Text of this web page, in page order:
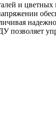
и
позволяет